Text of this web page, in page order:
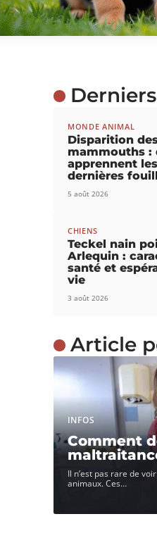
MONDE ANIMAL
Disparition
mammouths :
apprennent les
dernières
5 août 2026
CHIENS
Teckel nain
Arlequin :
santé et
vie
3 août 2026
Article
INFOS
Comment
Il n’est pas rare de
animaux. Ces…